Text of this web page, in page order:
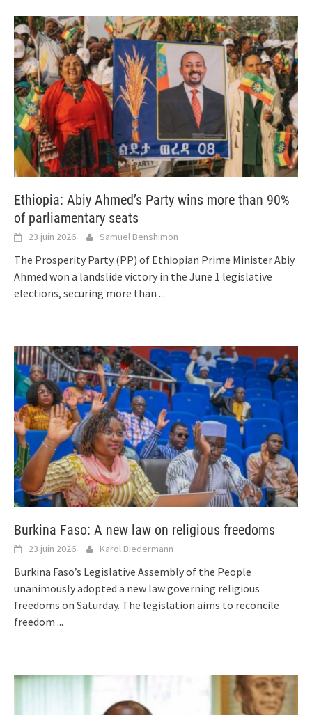
Ethiopia: Abiy Ahmed’s Party wins more than 90%
of parliamentary seats
23 juin 2026 Samuel Benshimon
The Prosperity Party (PP) of Ethiopian Prime Minister Abiy
Ahmed won a landslide victory in the June 1 legislative
elections, securing more than ...
Burkina Faso: A new law on religious freedoms
23 juin 2026 Karol Biedermann
Burkina Faso’s Legislative Assembly of the People
unanimously adopted a new law governing religious
freedoms on Saturday. The legislation aims to reconcile
freedom ...